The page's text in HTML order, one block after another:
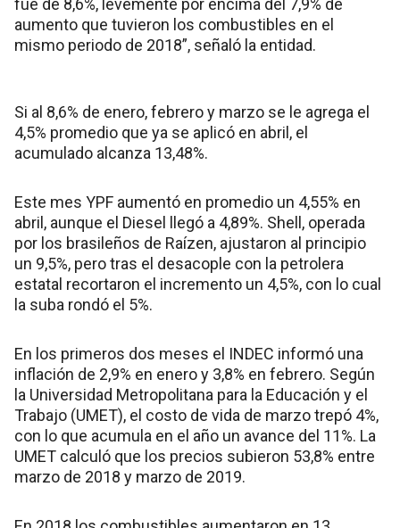
fue de 8,6%, levemente por encima del 7,9% de
aumento que tuvieron los combustibles en el
mismo periodo de 2018”, señaló la entidad.
Si al 8,6% de enero, febrero y marzo se le agrega el
4,5% promedio que ya se aplicó en abril, el
acumulado alcanza 13,48%.
Este mes YPF aumentó en promedio un 4,55% en
abril, aunque el Diesel llegó a 4,89%. Shell, operada
por los brasileños de Raízen, ajustaron al principio
un 9,5%, pero tras el desacople con la petrolera
estatal recortaron el incremento un 4,5%, con lo cual
la suba rondó el 5%.
En los primeros dos meses el INDEC informó una
inflación de 2,9% en enero y 3,8% en febrero. Según
la Universidad Metropolitana para la Educación y el
Trabajo (UMET), el costo de vida de marzo trepó 4%,
con lo que acumula en el año un avance del 11%. La
UMET calculó que los precios subieron 53,8% entre
marzo de 2018 y marzo de 2019.